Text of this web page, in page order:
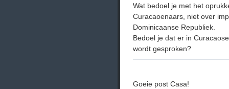
Wat bedoel je met het
Curacaoenaars, niet over
Dominicaanse Republiek.
Bedoel je dat er in
wordt gesproken?
Goeie post Casa!